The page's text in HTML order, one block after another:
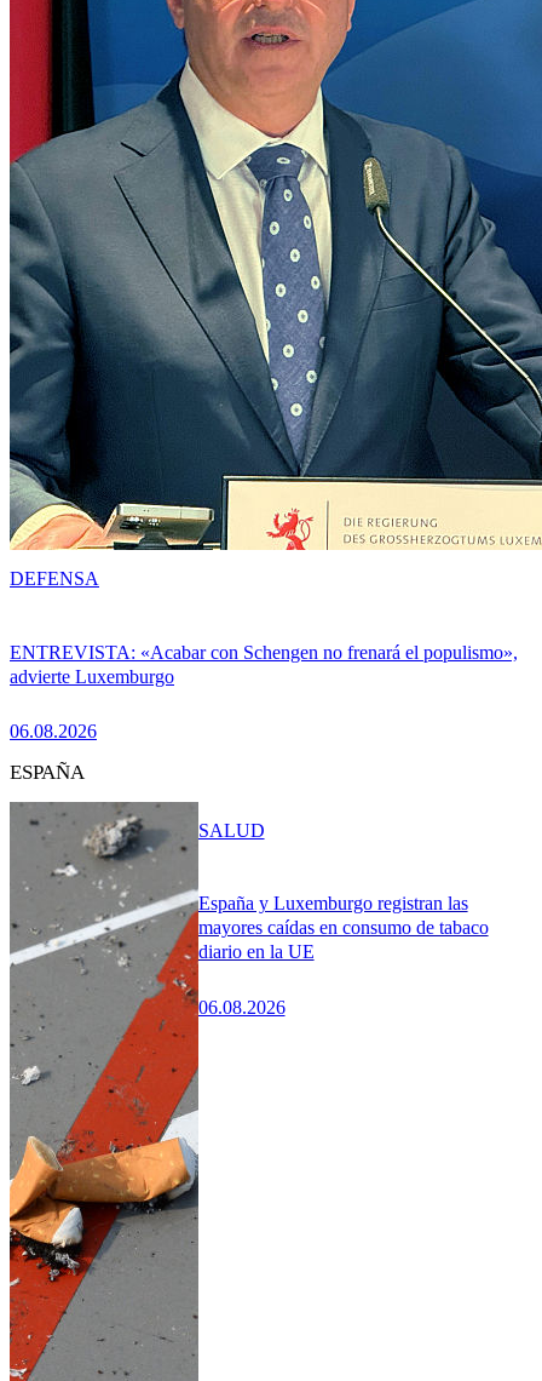
ENTREVISTA: «Acabar con Schengen no frenará el populismo»,
advierte Luxemburgo
06.08.2026
DEFENSA
ESPAÑA
España y Luxemburgo registran las
mayores caídas en consumo de tabaco
diario en la UE
06.08.2026
SALUD